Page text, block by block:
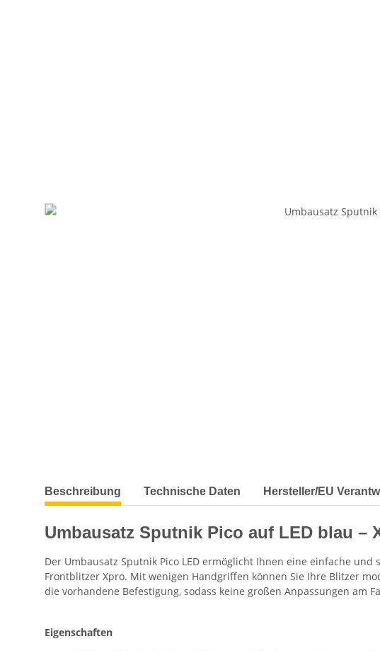
Beschreibung Technische Daten Hersteller/EU
Umbausatz Sputnik Pico auf LED blau –
Der Umbausatz Sputnik Pico LED ermöglicht Ihnen eine einfache
Frontblitzer Xpro. Mit wenigen Handgriffen können Sie Ihre Blitzer
die vorhandene Befestigung, sodass keine großen Anpassungen am
Eigenschaften